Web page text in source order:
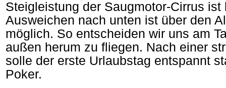
Steigleistung der Saugmotor-Cirrus ist
Ausweichen nach unten ist über den
möglich. So entscheiden wir uns am
außen herum zu fliegen. Nach einer
solle der erste Urlaubstag entspannt
Poker.